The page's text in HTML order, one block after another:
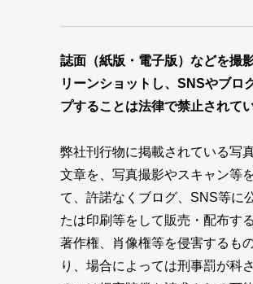
誌面（紙版・電子版）などを撮
リーンショットし、SNSやブロ
プすることは法律で禁止されてい
弊社刊行物に掲載されている写
文章を、写真撮影やスキャン等
て、許諾なくブログ、SNS等に
たは印刷等をして販売・配布す
著作権、肖像権等を侵害するも
り、場合によっては刑事罰が科